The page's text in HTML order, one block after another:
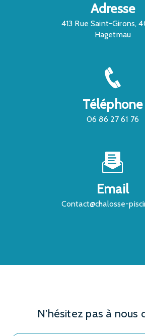
Adresse
413 Rue Saint-Girons, 40700
Hagetmau
Téléphone
06 86 27 61 76
Email
contact@chalosse-
N'hésitez pas à nous